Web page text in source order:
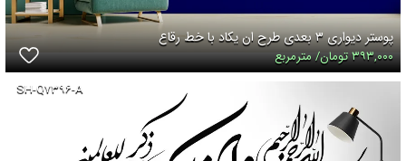
پوستر دیواری ۳ بعدی طرح ان یکاد با خط رقاع
۳۹۳,۰۰۰ تومان/ مترمربع
SH-Q۷۳۹۶-A